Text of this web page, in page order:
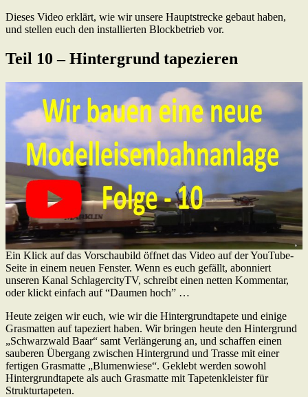
Dieses Video erklärt, wie wir unsere Hauptstrecke gebaut haben,
und stellen euch den installierten Blockbetrieb vor.
Teil 10 – Hintergrund tapezieren
Ein Klick auf das Vorschaubild öffnet das Video auf der YouTube-
Seite in einem neuen Fenster. Wenn es euch gefällt, abonniert
unseren Kanal SchlagercityTV, schreibt einen netten Kommentar,
oder klickt einfach auf “Daumen hoch” …
Heute zeigen wir euch, wie wir die Hintergrundtapete und einige
Grasmatten auf tapeziert haben. Wir bringen heute den Hintergrund
„Schwarzwald Baar“ samt Verlängerung an, und schaffen einen
sauberen Übergang zwischen Hintergrund und Trasse mit einer
fertigen Grasmatte „Blumenwiese“. Geklebt werden sowohl
Hintergrundtapete als auch Grasmatte mit Tapetenkleister für
Strukturtapeten.